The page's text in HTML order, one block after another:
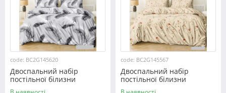
code: BC2G145620
Двоспальний набір
постільної білизни
180*220 із Бязі "Gold" з
code: BC2G145567
Двоспальний набір
постільної білизни
180*220 із Бязі "Gold" з